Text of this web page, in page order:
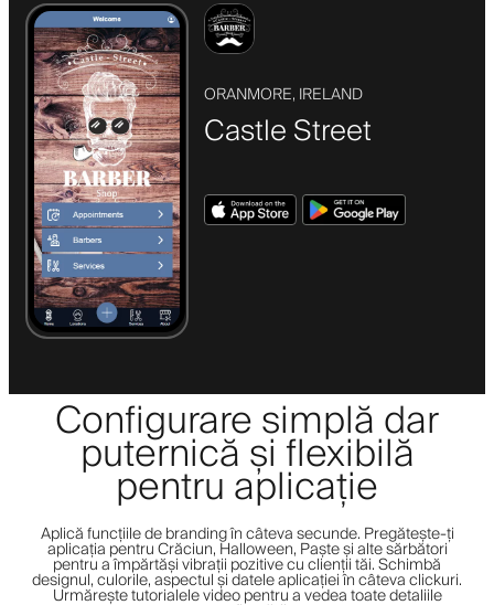
ORANMORE, IRELAND
Castle Street
Configurare simplă dar
puternică și flexibilă
pentru aplicație
Aplică funcțiile de branding în câteva secunde. Pregătește-ți
aplicația pentru Crăciun, Halloween, Paște și alte sărbători
pentru a împărtăși vibrații pozitive cu clienții tăi. Schimbă
designul, culorile, aspectul și datele aplicației în câteva clickuri.
Urmărește tutorialele video pentru a vedea toate detaliile